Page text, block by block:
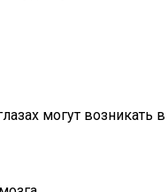
могут возникать в